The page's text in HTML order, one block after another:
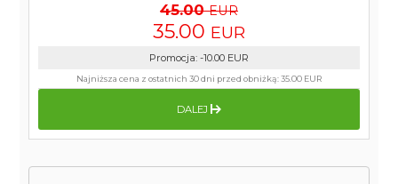
45.00 EUR
35.00 EUR
Promocja: -10.00 EUR
Najniższa cena z ostatnich 30 dni przed obniżką:35.00 EUR
DALEJ